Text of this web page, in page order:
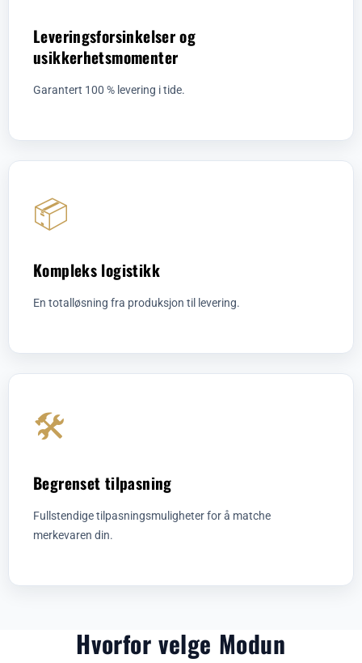
Leveringsforsinkelser og
usikkerhetsmomenter
Garantert 100 % levering i tide.
📦
Kompleks logistikk
En totalløsning fra produksjon til levering.
🛠️
Begrenset tilpasning
Fullstendige tilpasningsmuligheter for å matche
merkevaren din.
Hvorfor velge Modun